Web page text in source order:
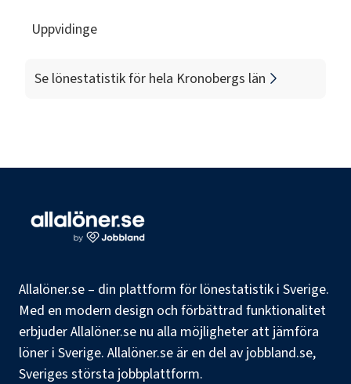
Uppvidinge
Se lönestatistik för hela Kronobergs län
Allalöner.se – din plattform för lönestatistik i Sverige.
Med en modern design och förbättrad funktionalitet
erbjuder Allalöner.se nu alla möjligheter att jämföra
löner i Sverige. Allalöner.se är en del av jobbland.se,
Sveriges största jobbplattform.